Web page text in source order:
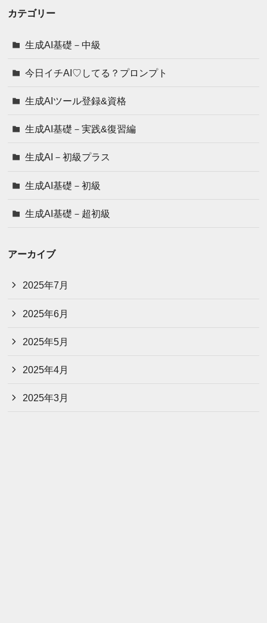
カテゴリー
生成AI基礎－中級
今日イチAI♡してる？プロンプト
生成AIツール登録&資格
生成AI基礎－実践&復習編
生成AI－初級プラス
生成AI基礎－初級
生成AI基礎－超初級
アーカイブ
2025年7月
2025年6月
2025年5月
2025年4月
2025年3月